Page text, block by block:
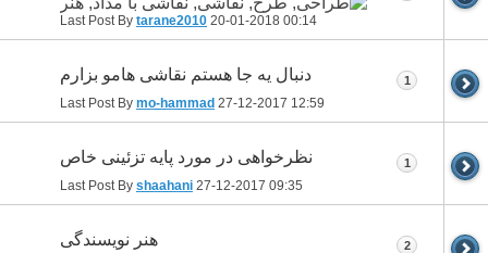
Last Post By tarane2010 20-01-2018 00:14
دنبال یه جا هستم نقاشی هامو بزارم
Last Post By mo-hammad 27-12-2017 12:59
1
نظرخواهی در مورد پایه تزئینی خاص
Last Post By shaahani 27-12-2017 09:35
1
هنر نویسندگی 2